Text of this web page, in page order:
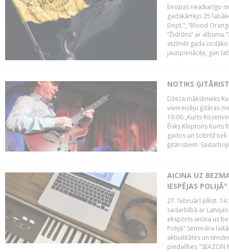
Eiropas neatkarīgo
gadskārtējo 25
Dept.”, “Blood
“Židrūns” ar albumu
atzīmēt gada
jaunpienācēji, gan
NOTIKS
Džeza mākslinieks
vienreizēju ģitāras
10:00.„Kurts
Ēriks Kleptons Kurts
gados un šobrīd
ģitāristiem.
AICINA UZ
IESPĒJAS POLIJĀ"
27. februārī plkst.
sadarbībā ar
eksports aicina uz
Polijā".Semināra
aktualitātes un
piedalīties "SEAZON